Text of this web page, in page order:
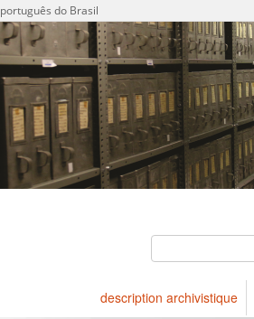
português do Brasil
Descriptions for archival holdings
ICA-AtoM Project
description archivistique